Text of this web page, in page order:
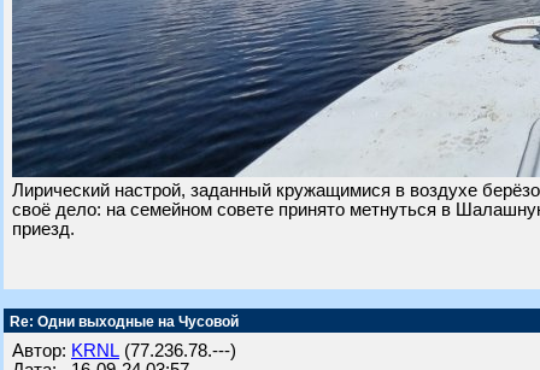
Лирический настрой, заданный кружащимися в воздухе
своё дело: на семейном совете принято метнуться в
приезд.
Re: Одни выходные на Чусовой
Автор: KRNL (77.236.78.---)